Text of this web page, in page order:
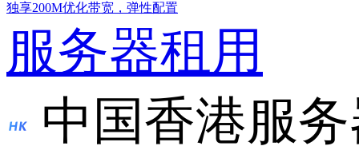
独享200M优化带宽，弹性配置
服务器租用
中国香港服